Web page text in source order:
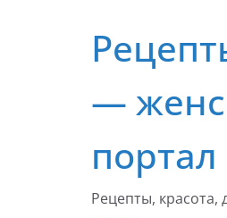
содержимому
—
портал
Рецепты, красота,